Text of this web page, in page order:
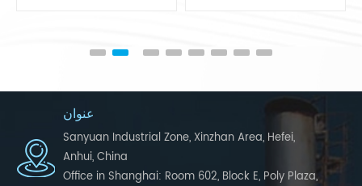
عنوان
Sanyuan Industrial Zone, Xinzhan Area, Hefei,
Anhui, China
Office in Shanghai: Room 602, Block E, Poly Plaza,